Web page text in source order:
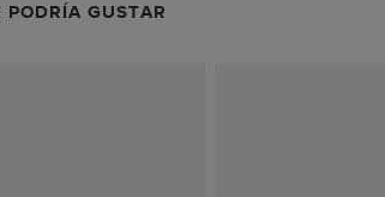
GUSTAR